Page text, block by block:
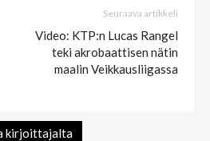
Seuraava artikkeli
Video: KTP:n Lucas Rangel
teki akrobaattisen nätin
maalin Veikkausliigassa
kirjoittajalta